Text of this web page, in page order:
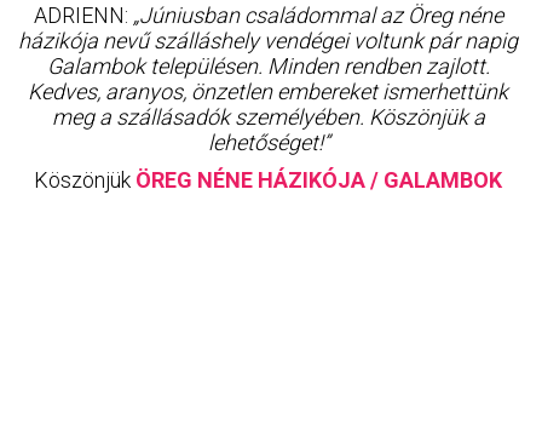
ADRIENN: „Júniusban családommal az Öreg néne
házikója nevű szálláshely vendégei voltunk pár napig
Galambok településen. Minden rendben zajlott.
Kedves, aranyos, önzetlen embereket ismerhettünk
meg a szállásadók személyében. Köszönjük a
lehetőséget!”
Köszönjük ÖREG NÉNE HÁZIKÓJA / GALAMBOK